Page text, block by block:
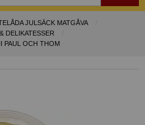
JULSÄCK MATGÅVA
DELIKATESSER
PAUL OCH THOM